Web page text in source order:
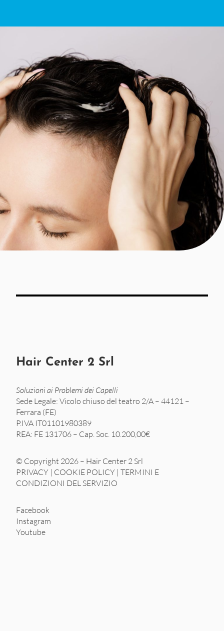
Hair Center 2 Srl
Soluzioni ai Problemi dei Capelli
Sede Legale: Vicolo chiuso del teatro 2/A – 44121 –
Ferrara (FE)
P.IVA IT01101980389
REA: FE 131706 – Cap. Soc. 10.200,00€
© Copyright 2026 – Hair Center 2 Srl
PRIVACY | COOKIE POLICY | TERMINI E
CONDIZIONI DEL SERVIZIO
Facebook
Instagram
Youtube